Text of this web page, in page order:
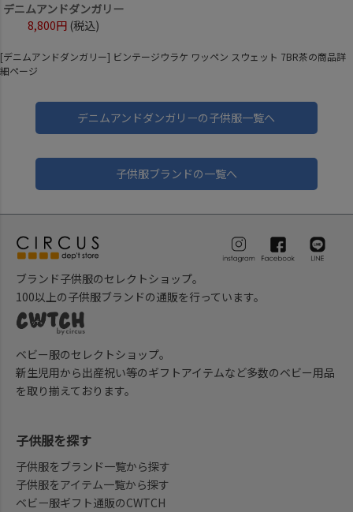
デニムアンドダンガリー
8,800円 (税込)
[デニムアンドダンガリー] ビンテージウラケ ワッペン スウェット 7BR茶の商品詳
細ページ
デニムアンドダンガリーの子供服一覧へ
子供服ブランドの一覧へ
ブランド子供服のセレクトショップ。
100以上の子供服ブランドの通販を行っています。
ベビー服のセレクトショップ。
新生児用から出産祝い等のギフトアイテムなど多数のベビー用品
を取り揃えております。
子供服を探す
子供服をブランド一覧から探す
子供服をアイテム一覧から探す
ベビー服ギフト通販のCWTCH